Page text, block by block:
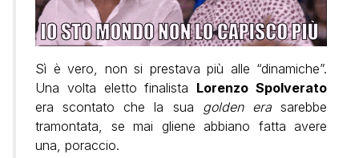
Sì è vero, non si prestava più alle “dinamiche”.
Una volta eletto finalista Lorenzo Spolverato
era scontato che la sua golden erasarebbe
tramontata, se mai gliene abbiano fatta avere
una, poraccio.